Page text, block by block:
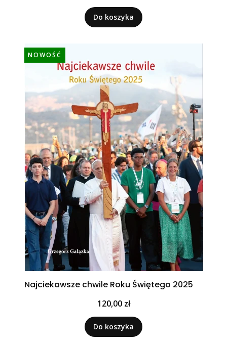
Do koszyka
NOWOŚĆ
Najciekawsze chwile Roku Świętego 2025
Cena
120,00 zł
Do koszyka